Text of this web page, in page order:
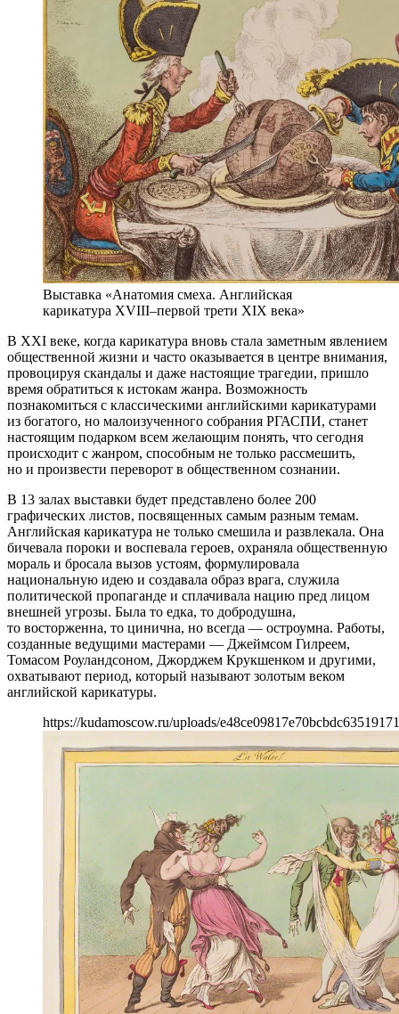
Выставка «Анатомия смеха. Английская
карикатура XVIII–первой трети XIX века»
В XXI веке, когда карикатура вновь стала заметным явлением
общественной жизни и часто оказывается в центре внимания,
провоцируя скандалы и даже настоящие трагедии, пришло
время обратиться к истокам жанра. Возможность
познакомиться с классическими английскими карикатурами
из богатого, но малоизученного собрания РГАСПИ, станет
настоящим подарком всем желающим понять, что сегодня
происходит с жанром, способным не только рассмешить,
но и произвести переворот в общественном сознании.
В 13 залах выставки будет представлено более 200
графических листов, посвященных самым разным темам.
Английская карикатура не только смешила и развлекала. Она
бичевала пороки и воспевала героев, охраняла общественную
мораль и бросала вызов устоям, формулировала
национальную идею и создавала образ врага, служила
политической пропаганде и сплачивала нацию пред лицом
внешней угрозы. Была то едка, то добродушна,
то восторженна, то цинична, но всегда — остроумна. Работы,
созданные ведущими мастерами — Джеймсом Гилреем,
Томасом Роуландсоном, Джорджем Крукшенком и другими,
охватывают период, который называют золотым веком
английской карикатуры.
https://kudamoscow.ru/uploads/